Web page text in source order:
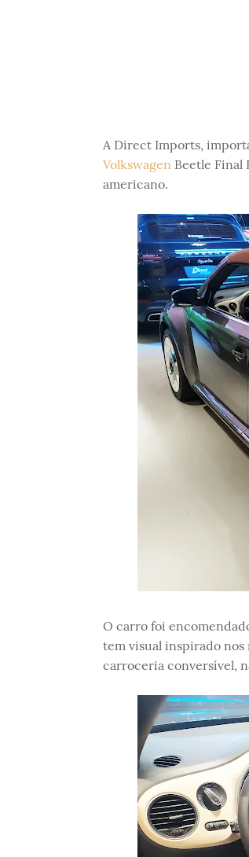
A Direct Imports,
Volkswagen Beetle Final
americano.
O carro foi
tem visual inspirado nos
carroceria conversível,